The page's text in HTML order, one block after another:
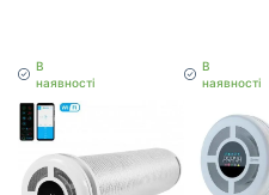
В
наявності
В
наявності